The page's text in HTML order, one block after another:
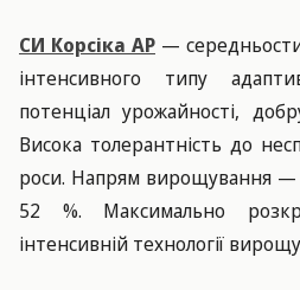
СИ Корсіка АР —
інтенсивного типу
потенціал урожайності,
Висока толерантність до
роси. Напрям вирощування —
52 %. Максимально
інтенсивній технології